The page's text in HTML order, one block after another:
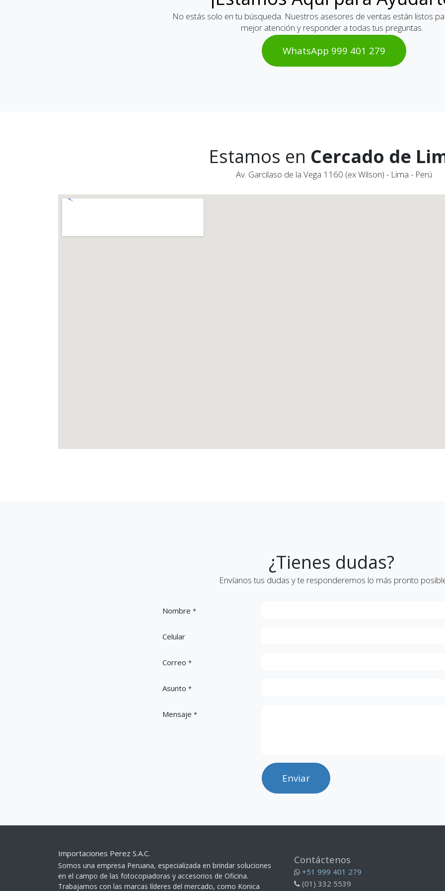
No estás solo en tu búsqueda. Nuestros asesores de ventas están listos
mejor atención y responder a todas tus preguntas.
WhatsAp​​​​p 999 401 2​​79
Estamos en Cercado de
Av. Garcilaso de la Vega 1160 (ex Wilson) - Lima - Perú
¿Tienes dudas?
Envíanos tus dudas y te responderemos lo más pronto
Nombre *
Celular
Correo *
Asunto *
Mensaje *
Enviar
Importaciones Perez S.A.C.
Somos una empresa Peruana, especializada en brindar soluciones
en el campo de las fotocopiadoras y accesorios de Oficina.
Trabajamos con las marcas líderes del mercado, como Konica
Contáctenos
+51 999 401 279
(01) 332 5539